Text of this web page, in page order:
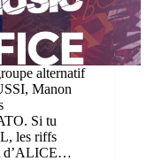
alternatif
Manon
Si tu
les riffs
d’ALICE…